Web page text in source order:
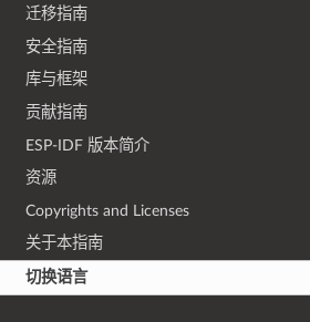
迁移指南
安全指南
库与框架
贡献指南
ESP-IDF 版本简介
资源
Copyrights and Licenses
关于本指南
切换语言